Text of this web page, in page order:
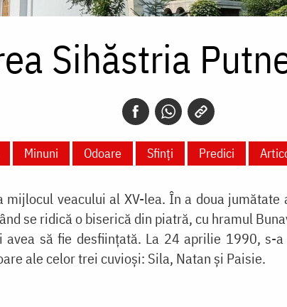
Sihăstria
Minuni Odoare Sfinți Predici
veacului al XV-lea. În a doua
se ridică o biserică din piatră, cu hramul
să fie desfiinţată. La 24 aprilie 1990,
ale celor trei cuvioşi: Sila, Natan și Paisie.